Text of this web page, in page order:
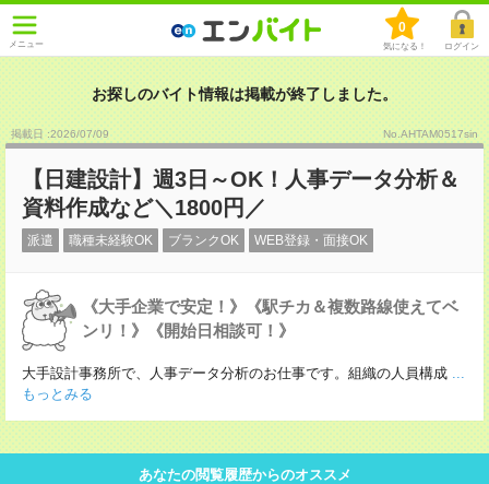
メニュー
0
気になる！ ログイン
お探しのバイト情報は掲載が終了しました。
掲載日 :2026/07/09 No.AHTAM0517sin
【日建設計】週3日～OK！人事データ分析＆
資料作成など＼1800円／
派遣 職種未経験OK ブランクOK WEB登録・面接OK
《大手企業で安定！》《駅チカ＆複数路線使えてベ
ンリ！》《開始日相談可！》
大手設計事務所で、人事データ分析のお仕事です。組織の人員構成 ...
もっとみる
あなたの閲覧履歴からのオススメ